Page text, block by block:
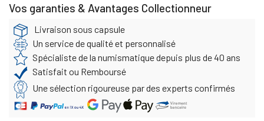
Vos garanties & Avantages Collectionneur
Livraison sous capsule
Un service de qualité et personnalisé
Spécialiste de la numismatique depuis plus de 40 ans
Satisfait ou Remboursé
Une sélection rigoureuse par des experts confirmés